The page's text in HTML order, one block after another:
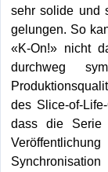
sehr solide und
gelungen. So
«K-On!» nicht
durchweg
des Slice-of-
dass die Serie